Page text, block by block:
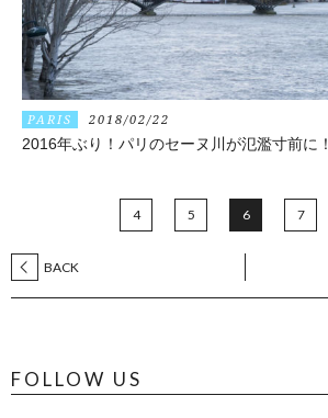
PARIS 2018/02/22
2016年ぶり！パリのセーヌ川が氾濫寸前に！
BACK
4 5 6 7
FOLLOW US